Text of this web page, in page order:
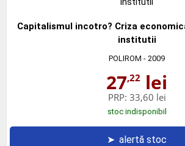
Capitalismul incotro? Criza
institutii
POLIROM - 2009
27,22 lei
PRP: 33,60 lei
stoc indisponibil
➤ alertă stoc